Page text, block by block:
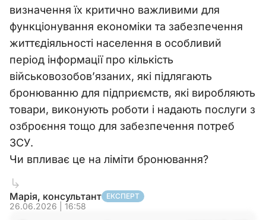
визначення їх критично важливими для
функціонування економіки та забезпечення
життєдіяльності населення в особливий
період інформації про кількість
військовозобов’язаних, які підлягають
бронюванню для підприємств, які виробляють
товари, виконують роботи і надають послуги з
озброєння тощо для забезпечення потреб
ЗСУ.
Чи впливає це на ліміти бронювання?
Марія, консультант ЕКСПЕРТ
26.06.2026 | 16:58